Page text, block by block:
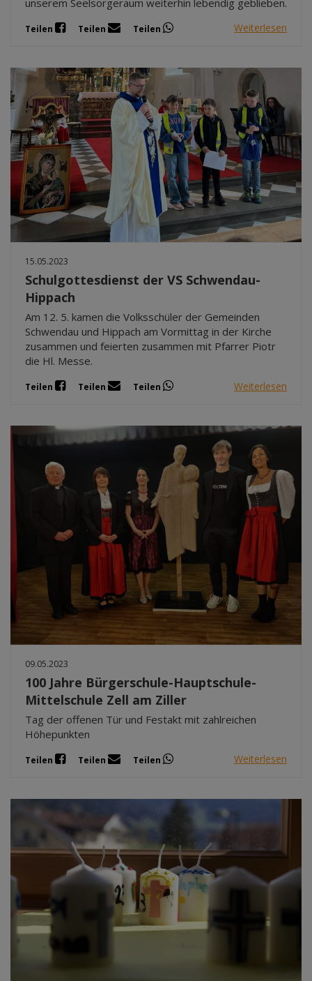
Teilen Teilen Teilen Weiterlesen
15.05.2023
Schulgottesdienst der VS Schwendau-
Hippach
Am 12. 5. kamen die Volksschüler der Gemeinden
Schwendau und Hippach am Vormittag in der Kirche
zusammen und feierten zusammen mit Pfarrer Piotr
die Hl. Messe.
Teilen Teilen Teilen Weiterlesen
09.05.2023
100 Jahre Bürgerschule-Hauptschule-
Mittelschule Zell am Ziller
Tag der offenen Tür und Festakt mit zahlreichen
Höhepunkten
Teilen Teilen Teilen Weiterlesen